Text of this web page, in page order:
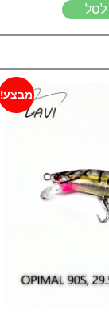
לסל
מבצע!